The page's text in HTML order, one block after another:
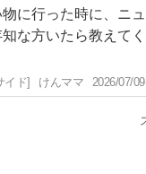
に行った時に、ニ
な方いたら教えてく
イド] けんママ 2026/07/